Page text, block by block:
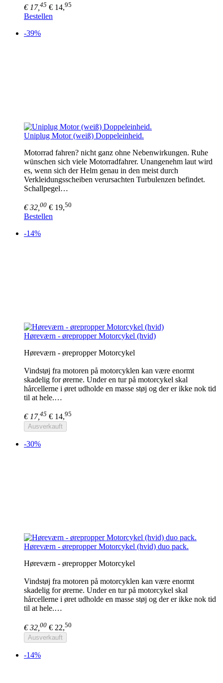
€ 17, 45 € 14,95
Bestellen
-39%
Uniplug Motor (weiß) Doppeleinheid.
Motorrad fahren? nicht ganz ohne Nebenwirkungen. Ruhe
wünschen sich viele Motorradfahrer. Unangenehm laut wird
es, wenn sich der Helm genau in den meist durch
Verkleidungsscheiben verursachten Turbulenzen befindet.
Schallpegel…
€ 32, 00 € 19,50
Bestellen
-14%
Høreværn - ørepropper Motorcykel (hvid)
Høreværn - ørepropper Motorcykel
Vindstøj fra motoren på motorcyklen kan være enormt
skadelig for ørerne. Under en tur på motorcykel skal
hårcellerne i øret udholde en masse støj og der er ikke nok tid
til at hele.…
€ 17, 45 € 14,95
Ausverkauft
-30%
Høreværn - ørepropper Motorcykel (hvid) duo pack.
Høreværn - ørepropper Motorcykel
Vindstøj fra motoren på motorcyklen kan være enormt
skadelig for ørerne. Under en tur på motorcykel skal
hårcellerne i øret udholde en masse støj og der er ikke nok tid
til at hele.…
€ 32, 00 € 22,50
Ausverkauft
-14%